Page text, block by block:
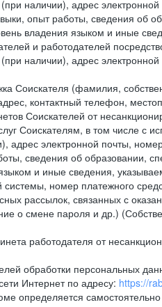
(при наличии), адрес
опыт работы, сведения об
владения языком и иные
и работодателей
наличии), адрес
Соискателя (фамилия,
контактный телефон,
Соискателей от
Соискателям, в том числе с
адрес электронной почты,
сведения об образовании,
и иные сведения,
номер платежного
рассылок, связанных с
о смене пароля и др.)
работодателя от
обработки персональных
Интернет по адресу: https://
определяется